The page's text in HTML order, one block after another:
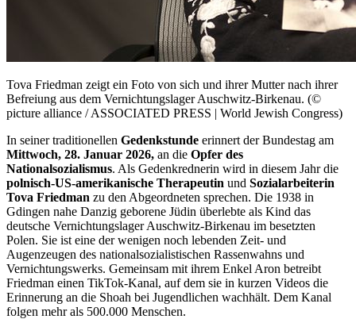
Tova Friedman zeigt ein Foto von sich und ihrer Mutter nach ihrer
Befreiung aus dem Vernichtungslager Auschwitz-Birkenau. (©
picture alliance / ASSOCIATED PRESS | World Jewish Congress)
In seiner traditionellen Gedenkstunde erinnert der Bundestag am
Mittwoch, 28. Januar 2026, an die Opfer des
Nationalsozialismus. Als Gedenkrednerin wird in diesem Jahr die
polnisch-US-amerikanische Therapeutin und Sozialarbeiterin
Tova Friedman zu den Abgeordneten sprechen. Die 1938 in
Gdingen nahe Danzig geborene Jüdin überlebte als Kind das
deutsche Vernichtungslager Auschwitz-Birkenau im besetzten
Polen. Sie ist eine der wenigen noch lebenden Zeit- und
Augenzeugen des nationalsozialistischen Rassenwahns und
Vernichtungswerks. Gemeinsam mit ihrem Enkel Aron betreibt
Friedman einen TikTok-Kanal, auf dem sie in kurzen Videos die
Erinnerung an die Shoah bei Jugendlichen wachhält. Dem Kanal
folgen mehr als 500.000 Menschen.